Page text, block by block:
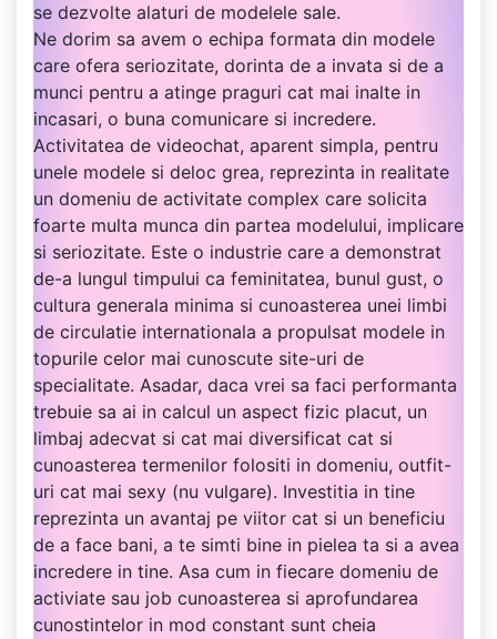
se dezvolte alaturi de modelele sale.
Ne dorim sa avem o echipa formata din modele
care ofera seriozitate, dorinta de a invata si de a
munci pentru a atinge praguri cat mai inalte in
incasari, o buna comunicare si incredere.
Activitatea de videochat, aparent simpla, pentru
unele modele si deloc grea, reprezinta in realitate
un domeniu de activitate complex care solicita
foarte multa munca din partea modelului, implicare
si seriozitate. Este o industrie care a demonstrat
de-a lungul timpului ca feminitatea, bunul gust, o
cultura generala minima si cunoasterea unei limbi
de circulatie internationala a propulsat modele in
topurile celor mai cunoscute site-uri de
specialitate. Asadar, daca vrei sa faci performanta
trebuie sa ai in calcul un aspect fizic placut, un
limbaj adecvat si cat mai diversificat cat si
cunoasterea termenilor folositi in domeniu, outfit-
uri cat mai sexy (nu vulgare). Investitia in tine
reprezinta un avantaj pe viitor cat si un beneficiu
de a face bani, a te simti bine in pielea ta si a avea
incredere in tine. Asa cum in fiecare domeniu de
activiate sau job cunoasterea si aprofundarea
cunostintelor in mod constant sunt cheia